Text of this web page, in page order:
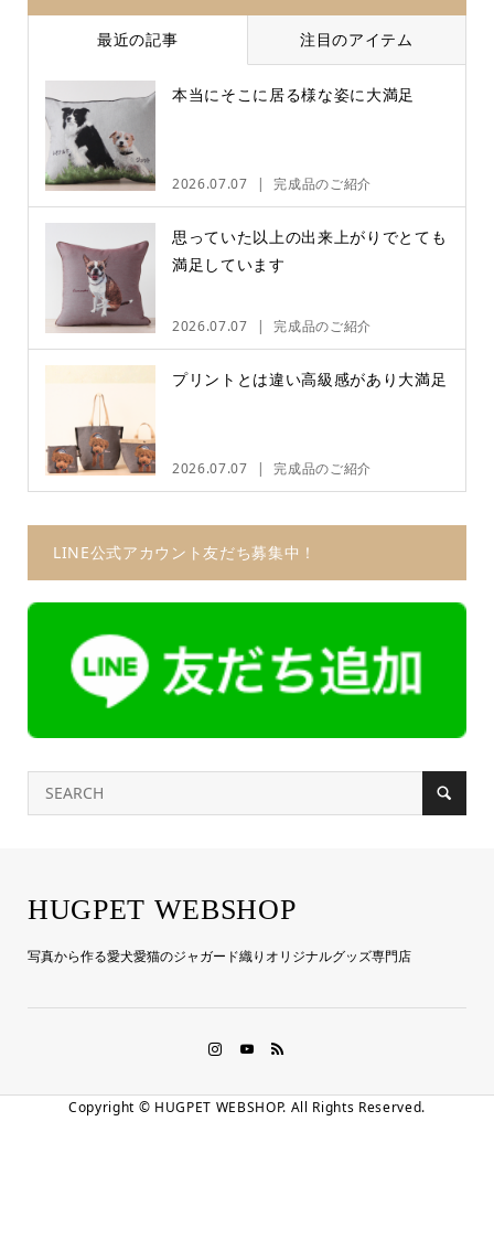
最近の記事 注目のアイテム
本当にそこに居る様な姿に大満足
2026.07.07 完成品のご紹介
思っていた以上の出来上がりでとても
満足しています
2026.07.07 完成品のご紹介
プリントとは違い高級感があり大満足
2026.07.07 完成品のご紹介
LINE公式アカウント友だち募集中！
HUGPET WEBSHOP
写真から作る愛犬愛猫のジャガード織りオリジナルグッズ専門店
Copyright © HUGPET WEBSHOP. All Rights Reserved.